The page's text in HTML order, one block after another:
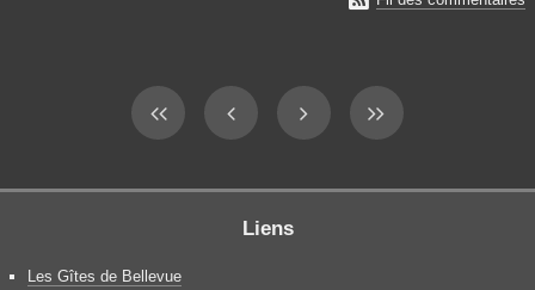
Liens
Les Gîtes de Bellevue